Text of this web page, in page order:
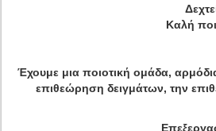
Καλή
Έχουμε μια ποιοτική ομάδα,
επιθεώρηση δειγμάτων, την